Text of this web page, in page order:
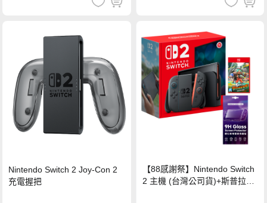
Nintendo Switch 2 Joy-Con 2
充電握把
【88感謝祭】Nintendo Switch
2 主機 (台灣公司貨)+斯普拉遁